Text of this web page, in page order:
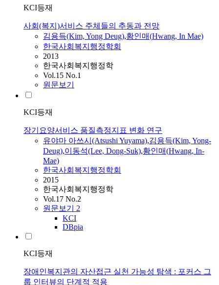
KCI등재
사회(복지)서비스 주체들의 추동과 전망
김용득(Kim, Yong Deug),황인매(Hwang, In Mae)
한국사회복지행정학회
2013
한국사회복지행정학
Vol.15 No.1
원문보기
KCI등재
장기요양서비스 품질측정지표 변화 연구
유야마 아쓰시(Atsushi Yuyama),김용득(Kim, Yong-
Deug),이동석(Lee, Dong-Suk),황인매(Hwang, In-
Mae)
한국사회복지행정학회
2015
한국사회복지행정학
Vol.17 No.2
원문보기 2
KCI
DBpia
KCI등재
장애인복지관의 자산접근 실천 가능성 탐색 : 포커스 그
룹 인터뷰의 단계적 적용